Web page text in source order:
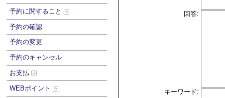
予約に関すること
予約の確認
予約の変更
予約のキャンセル
お支払
WEBポイント
回答:
キーワード: